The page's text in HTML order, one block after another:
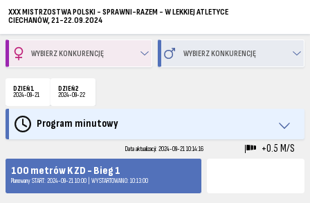
XXX MISTRZOSTWA POLSKI - SPRAWNI-RAZEM - W LEKKIEJ ATLETYCE
CIECHANÓW, 21-22.09.2024
DZIEŃ 1
2024-09-21
DZIEŃ 2
2024-09-22
Program minutowy
Data aktualizacji: 2024-09-21 10:14:16
+0.5 M/S
100 metrów K ZD - Bieg 1
Planowany START: 2024-09-21 10:00 | WYSTARTOWANO: 10:13:00